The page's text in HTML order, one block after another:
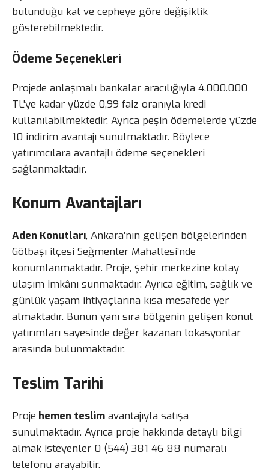
bulunduğu kat ve cepheye göre değişiklik
gösterebilmektedir.
Ödeme Seçenekleri
Projede anlaşmalı bankalar aracılığıyla 4.000.000
TL’ye kadar yüzde 0,99 faiz oranıyla kredi
kullanılabilmektedir. Ayrıca peşin ödemelerde yüzde
10 indirim avantajı sunulmaktadır. Böylece
yatırımcılara avantajlı ödeme seçenekleri
sağlanmaktadır.
Konum Avantajları
Aden Konutları, Ankara’nın gelişen bölgelerinden
Gölbaşı ilçesi Seğmenler Mahallesi’nde
konumlanmaktadır. Proje, şehir merkezine kolay
ulaşım imkânı sunmaktadır. Ayrıca eğitim, sağlık ve
günlük yaşam ihtiyaçlarına kısa mesafede yer
almaktadır. Bunun yanı sıra bölgenin gelişen konut
yatırımları sayesinde değer kazanan lokasyonlar
arasında bulunmaktadır.
Teslim Tarihi
Proje hemen teslim avantajıyla satışa
sunulmaktadır. Ayrıca proje hakkında detaylı bilgi
almak isteyenler 0 (544) 381 46 88 numaralı
telefonu arayabilir.